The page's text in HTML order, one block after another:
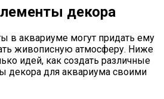
декора
в аквариуме могут придать ему
живописную атмосферу. Ниже
идей, как создать различные
декора для аквариума своими